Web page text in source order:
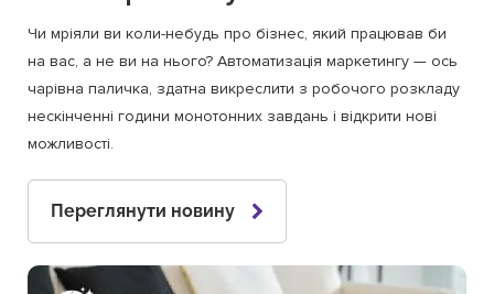
Чи мріяли ви коли-небудь про бізнес, який працював би
на вас, а не ви на нього? Автоматизація маркетингу — ось
чарівна паличка, здатна викреслити з робочого розкладу
нескінченні години монотонних завдань і відкрити нові
можливості.
Переглянути новину